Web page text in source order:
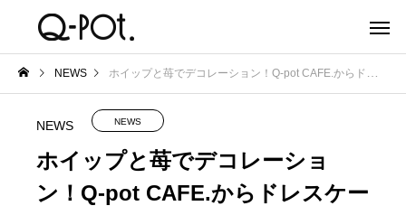
NEWS ホイップと苺でデコレーション！Q-pot CAFE.からドレスケーキが誕生♡
NEWS NEWS
ホイップと苺でデコレーショ
ン！Q-pot CAFE.からドレスケー